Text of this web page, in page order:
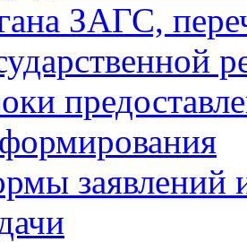
ЗАГС,
заявлений